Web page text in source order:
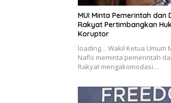
MUI Minta Pemerintah dan
Rakyat Pertimbangkan
Koruptor
loading… Wakil Ketua Umum
Nafis meminta pemerintah
Rakyat mengakomodasi…